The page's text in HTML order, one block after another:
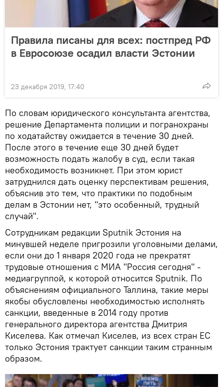
Правила писаны для всех: постпред РФ
в Евросоюзе осадил власти Эстонии
23 декабря 2019, 17:40
По словам юридического консультанта агентства,
решение Департамента полиции и погранохраны
по ходатайству ожидается в течение 30 дней.
После этого в течение еще 30 дней будет
возможность подать жалобу в суд, если такая
необходимость возникнет. При этом юрист
затруднился дать оценку перспективам решения,
объяснив это тем, что практики по подобным
делам в Эстонии нет, "это особенный, трудный
случай".
Сотрудникам редакции Sputnik Эстония на
минувшей неделе пригрозили уголовными делами,
если они до 1 января 2020 года не прекратят
трудовые отношения с МИА "Россия сегодня" -
медиагруппой, к которой относится Sputnik. По
объяснениям официального Таллина, такие меры
якобы обусловлены необходимостью исполнять
санкции, введенные в 2014 году против
генерального директора агентства Дмитрия
Киселева. Как отмечал Киселев, из всех стран ЕС
только Эстония трактует санкции таким странным
образом.